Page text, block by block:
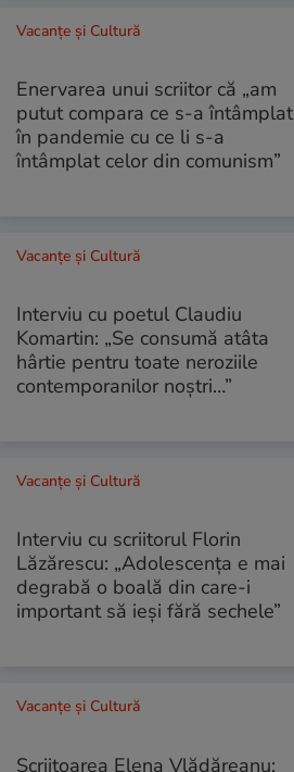
Vacanțe și Cultură
Enervarea unui scriitor că „am
putut compara ce s-a întâmplat
în pandemie cu ce li s-a
întâmplat celor din comunism”
Vacanțe și Cultură
Interviu cu poetul Claudiu
Komartin: „Se consumă atâta
hârtie pentru toate neroziile
contemporanilor noștri…”
Vacanțe și Cultură
Interviu cu scriitorul Florin
Lăzărescu: „Adolescența e mai
degrabă o boală din care-i
important să ieși fără sechele”
Vacanțe și Cultură
Scriitoarea Elena Vlădăreanu: